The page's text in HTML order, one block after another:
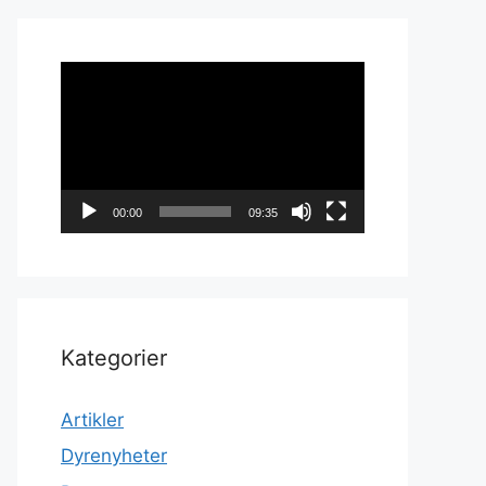
00:00 09:35
Kategorier
Artikler
Dyrenyheter